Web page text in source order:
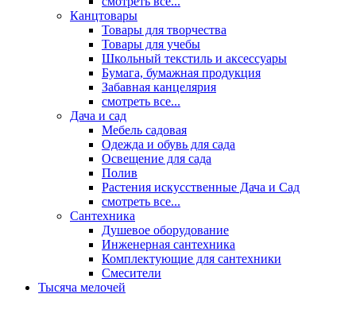
Канцтовары
Товары для творчества
Товары для учебы
Школьный текстиль и аксессуары
Бумага, бумажная продукция
Забавная канцелярия
смотреть все...
Дача и сад
Мебель садовая
Одежда и обувь для сада
Освещение для сада
Полив
Растения искусственные Дача и Сад
смотреть все...
Сантехника
Душевое оборудование
Инженерная сантехника
Комплектующие для сантехники
Смесители
Тысяча мелочей